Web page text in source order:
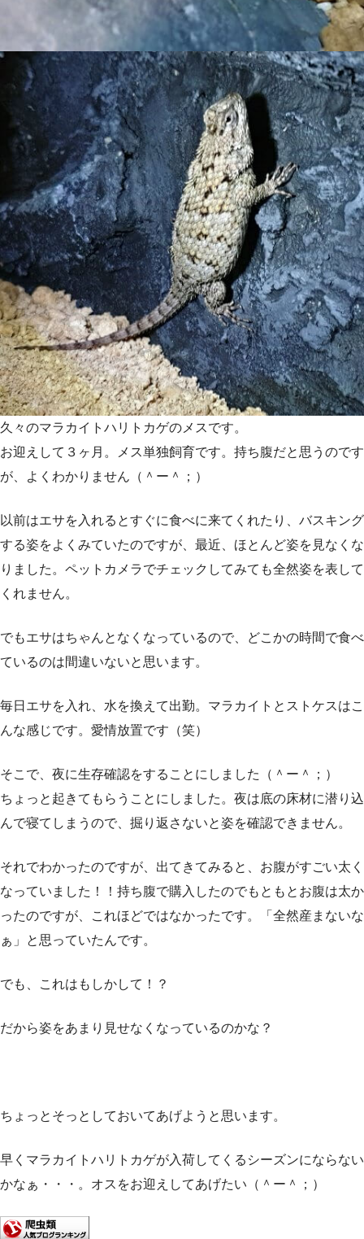
久々のマラカイトハリトカゲのメスです。
お迎えして３ヶ月。メス単独飼育です。持ち腹だと思うのです
が、よくわかりません（＾ー＾；）
以前はエサを入れるとすぐに食べに来てくれたり、バスキング
する姿をよくみていたのですが、最近、ほとんど姿を見なくな
りました。ペットカメラでチェックしてみても全然姿を表して
くれません。
でもエサはちゃんとなくなっているので、どこかの時間で食べ
ているのは間違いないと思います。
毎日エサを入れ、水を換えて出勤。マラカイトとストケスはこ
んな感じです。愛情放置です（笑）
そこで、夜に生存確認をすることにしました（＾ー＾；）
ちょっと起きてもらうことにしました。夜は底の床材に潜り込
んで寝てしまうので、掘り返さないと姿を確認できません。
それでわかったのですが、出てきてみると、お腹がすごい太く
なっていました！！持ち腹で購入したのでもともとお腹は太か
ったのですが、これほどではなかったです。「全然産まないな
ぁ」と思っていたんです。
でも、これはもしかして！？
だから姿をあまり見せなくなっているのかな？
ちょっとそっとしておいてあげようと思います。
早くマラカイトハリトカゲが入荷してくるシーズンにならない
かなぁ・・・。オスをお迎えしてあげたい（＾ー＾；）